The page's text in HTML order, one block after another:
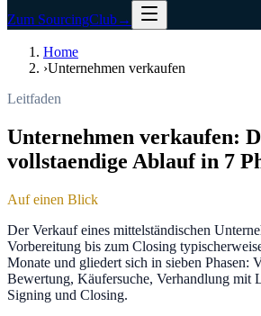
Zum SourcingClub→
Home
›Unternehmen verkaufen
Leitfaden
Unternehmen verkaufen:
vollstaendige Ablauf in 7
Auf einen Blick
Der Verkauf eines mittelständischen
Vorbereitung bis zum Closing
Monate und gliedert sich in sieben Phasen:
Bewertung, Käufersuche, Verhandlung mit
Signing und Closing.